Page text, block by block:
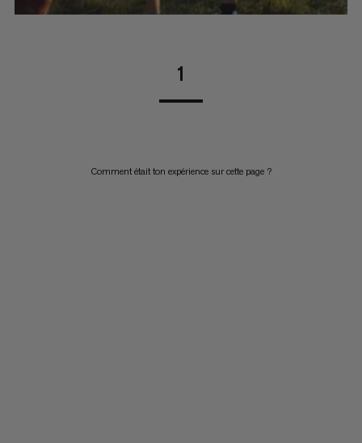
1
Comment était ton expérience sur cette page ?